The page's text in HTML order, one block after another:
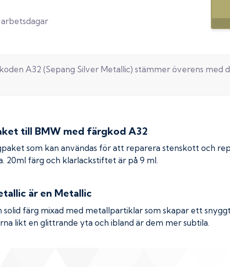
A32 (Sepang Silver Metallic) stämmer överens med
till BMW med färgkod A32
som kan användas för att reparera stenskott och
20ml färg och klarlackstiftet är på 9 ml.
är en Metallic
solid färg mixad med metallpartiklar som skapar ett
likt en glittrande yta och ibland är dem mer subtila.